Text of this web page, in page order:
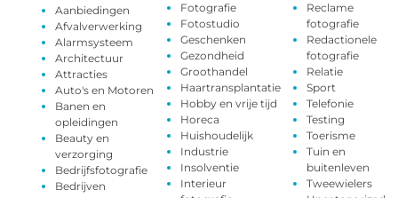
Aanbiedingen
Afvalverwerking
Alarmsysteem
Architectuur
Attracties
Auto's en Motoren
Banen en
opleidingen
Beauty en
verzorging
Bedrijfsfotografie
Bedrijven
Fotografie
Fotostudio
Geschenken
Gezondheid
Groothandel
Haartransplantatie
Hobby en vrije tijd
Horeca
Huishoudelijk
Industrie
Insolventie
Interieur
Reclame
fotografie
Redactionele
fotografie
Relatie
Sport
Telefonie
Testing
Toerisme
Tuin en
buitenleven
Tweewielers